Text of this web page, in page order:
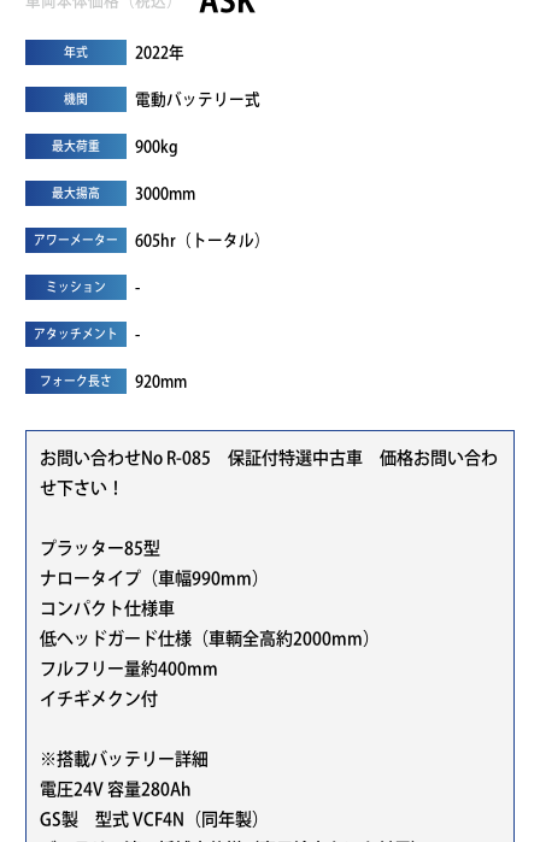
年式 2022年
機関 電動バッテリー式
最大荷重 900kg
最大揚高 3000mm
アワーメーター 605hr（トータル）
ミッション -
アタッチメント -
フォーク長さ 920mm
お問い合わせNo R-085 保証付特選中古車 価格お問い合わ
せ下さい！
プラッター85型
ナロータイプ（車幅990mm）
コンパクト仕様車
低ヘッドガード仕様（車輌全高約2000mm）
フルフリー量約400mm
イチギメクン付
※搭載バッテリー詳細
電圧24V 容量280Ah
GS製 型式 VCF4N（同年製）